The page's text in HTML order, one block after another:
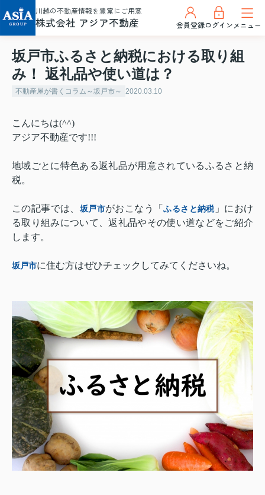
川越の不動産情報を豊富にご用意
株式会社 アジア不動産 会員登録ログインメニュー
坂戸市ふるさと納税における取り組
み！ 返礼品や使い道は？
不動産屋が書くコラム～坂戸市～ 2020.03.10
こんにちは(^^)
アジア不動産です!!!
地域ごとに特色ある返礼品が用意されているふるさと納
税。
この記事では、坂戸市がおこなう「ふるさと納税」におけ
る取り組みについて、返礼品やその使い道などをご紹介
します。
坂戸市に住む方はぜひチェックしてみてくださいね。